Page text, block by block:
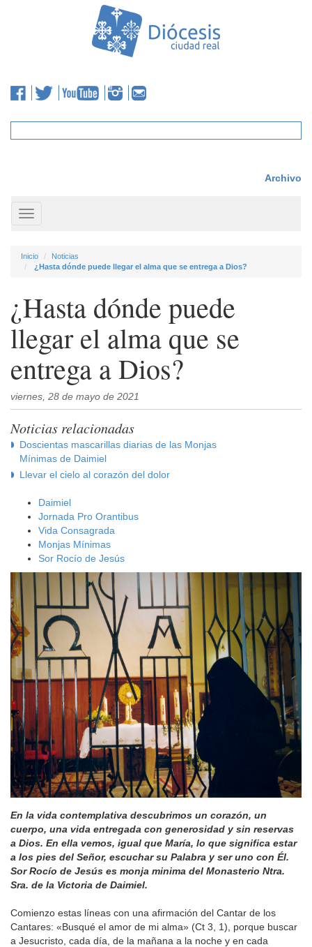
Archivo
Toggle
navigation
Inicio
Noticias
¿Hasta dónde puede llegar el alma que se entrega a Dios?
¿Hasta dónde puede
llegar el alma que se
entrega a Dios?
viernes, 28 de mayo de 2021
Noticias relacionadas
Doscientas mascarillas diarias de las Monjas
Mínimas de Daimiel
Llevar el cielo al corazón del dolor
Daimiel
Jornada Pro Orantibus
Vida Consagrada
Monjas Mínimas
Sor Rocío de Jesús
En la vida contemplativa descubrimos un corazón, un
cuerpo, una vida entregada con generosidad y sin reservas
a Dios. En ella vemos, igual que María, lo que significa estar
a los pies del Señor, escuchar su Palabra y ser uno con Él.
Sor Rocío de Jesús es monja minima del Monasterio Ntra.
Sra. de la Victoria de Daimiel.
Comienzo estas líneas con una afirmación del Cantar de los
Cantares: «Busqué el amor de mi alma» (Ct 3, 1), porque buscar
a Jesucristo, cada día, de la mañana a la noche y en cada